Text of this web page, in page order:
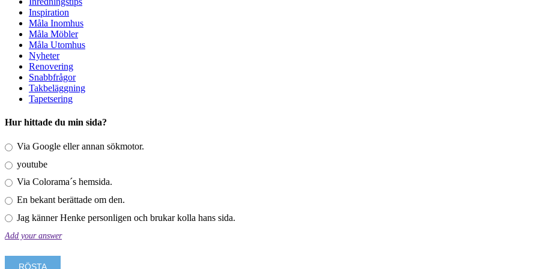
Inspiration
Måla Inomhus
Måla Möbler
Måla Utomhus
Nyheter
Renovering
Snabbfrågor
Takbeläggning
Tapetsering
Hur hittade du min sida?
Via Google eller annan sökmotor.
youtube
Via Colorama´s hemsida.
En bekant berättade om den.
Jag känner Henke personligen och brukar kolla hans sida.
Add your answer